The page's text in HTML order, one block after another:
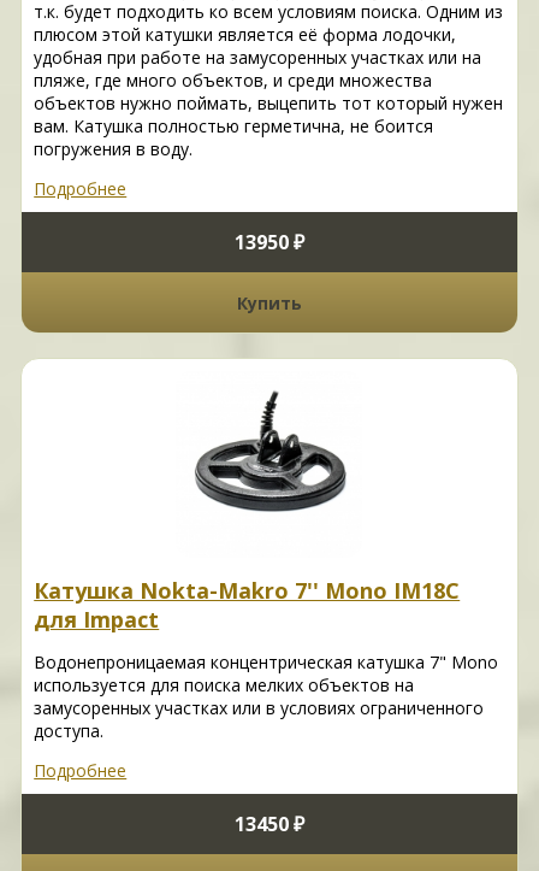
т.к. будет подходить ко всем условиям поиска. Одним из
плюсом этой катушки является её форма лодочки,
удобная при работе на замусоренных участках или на
пляже, где много объектов, и среди множества
объектов нужно поймать, выцепить тот который нужен
вам. Катушка полностью герметична, не боится
погружения в воду.
Подробнее
13950 ₽
Купить
Катушка Nokta-Makro 7'' Mono IM18C
для Impact
Водонепроницаемая концентрическая катушка 7" Mono
используется для поиска мелких объектов на
замусоренных участках или в условиях ограниченного
доступа.
Подробнее
13450 ₽